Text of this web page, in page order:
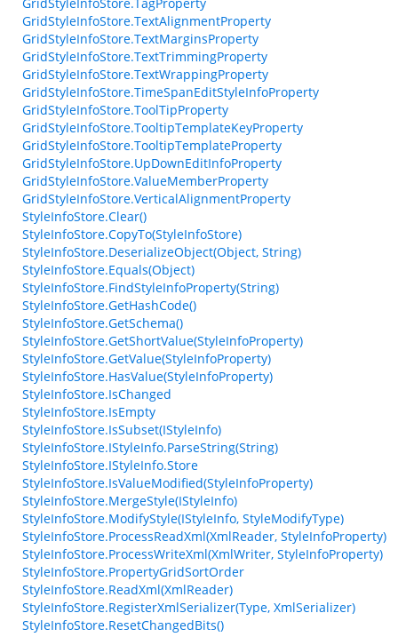
GridStyleInfoStore.TextAlignmentProperty
GridStyleInfoStore.TextMarginsProperty
GridStyleInfoStore.TextTrimmingProperty
GridStyleInfoStore.TextWrappingProperty
GridStyleInfoStore.TimeSpanEditStyleInfoProperty
GridStyleInfoStore.ToolTipProperty
GridStyleInfoStore.TooltipTemplateKeyProperty
GridStyleInfoStore.TooltipTemplateProperty
GridStyleInfoStore.UpDownEditInfoProperty
GridStyleInfoStore.ValueMemberProperty
GridStyleInfoStore.VerticalAlignmentProperty
StyleInfoStore.Clear()
StyleInfoStore.CopyTo(StyleInfoStore)
StyleInfoStore.DeserializeObject(Object, String)
StyleInfoStore.Equals(Object)
StyleInfoStore.FindStyleInfoProperty(String)
StyleInfoStore.GetHashCode()
StyleInfoStore.GetSchema()
StyleInfoStore.GetShortValue(StyleInfoProperty)
StyleInfoStore.GetValue(StyleInfoProperty)
StyleInfoStore.HasValue(StyleInfoProperty)
StyleInfoStore.IsChanged
StyleInfoStore.IsEmpty
StyleInfoStore.IsSubset(IStyleInfo)
StyleInfoStore.IStyleInfo.ParseString(String)
StyleInfoStore.IStyleInfo.Store
StyleInfoStore.IsValueModified(StyleInfoProperty)
StyleInfoStore.MergeStyle(IStyleInfo)
StyleInfoStore.ModifyStyle(IStyleInfo, StyleModifyType)
StyleInfoStore.ProcessReadXml(XmlReader, StyleInfoProperty)
StyleInfoStore.ProcessWriteXml(XmlWriter, StyleInfoProperty)
StyleInfoStore.PropertyGridSortOrder
StyleInfoStore.ReadXml(XmlReader)
StyleInfoStore.RegisterXmlSerializer(Type, XmlSerializer)
StyleInfoStore.ResetChangedBits()